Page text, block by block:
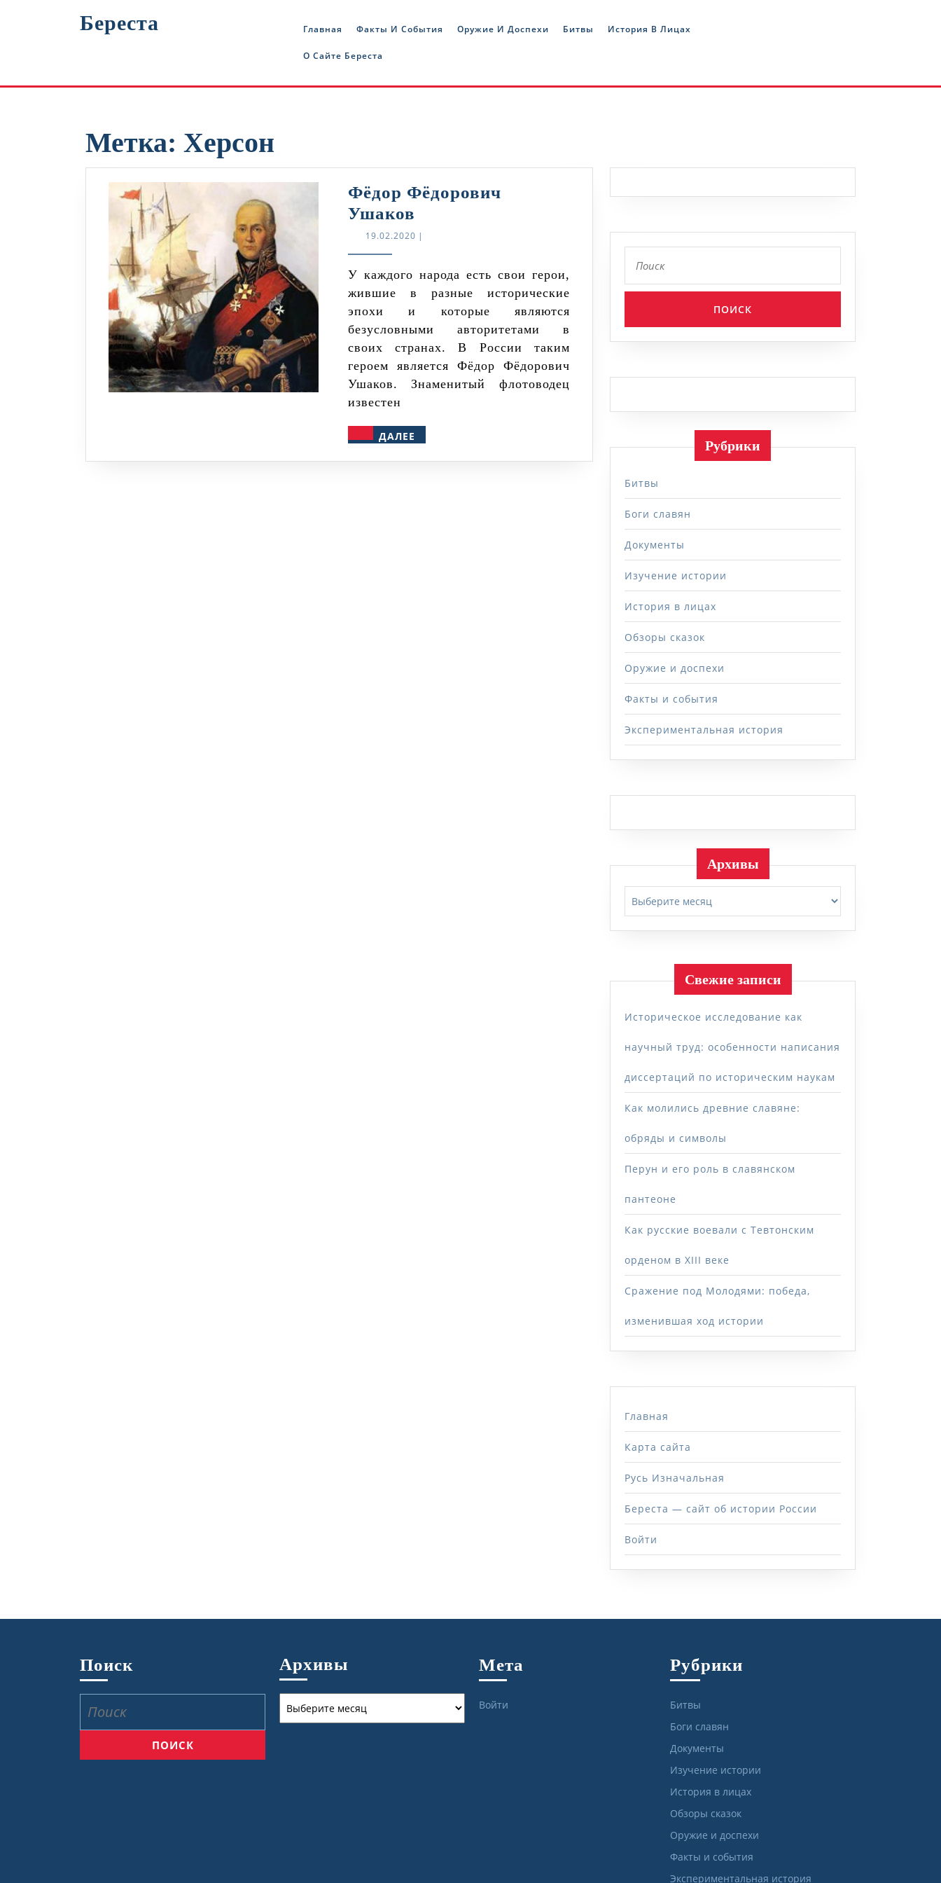
Береста Главная Факты И События Оружие И Доспехи Битвы История В Лицах
О Сайте Береста
Метка: Херсон
Фёдор Фёдорович
Ушаков
Фёдорович
19.02.202019.02.2020
|
У каждого народа есть свои герои,
жившие в разные исторические
эпохи и которые являются
безусловными авторитетами в
своих странах. В России таким
героем является Фёдор Фёдорович
Ушаков. Знаменитый флотоводец
известен
ДАЛЕЕ
Рубрики
Битвы
Боги славян
Документы
Изучение истории
История в лицах
Обзоры сказок
Оружие и доспехи
Факты и события
Экспериментальная история
Архивы
Свежие записи
Историческое исследование как
научный труд: особенности написания
диссертаций по историческим наукам
Как молились древние славяне:
обряды и символы
Перун и его роль в славянском
пантеоне
Как русские воевали с Тевтонским
орденом в XIII веке
Сражение под Молодями: победа,
изменившая ход истории
Главная
Карта сайта
Русь Изначальная
Береста — сайт об истории России
Войти
Поиск Архивы Мета
Войти
Рубрики
Битвы
Боги славян
Документы
Изучение истории
История в лицах
Обзоры сказок
Оружие и доспехи
Факты и события
Экспериментальная история